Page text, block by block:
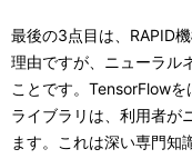
最後の3点目は、RAPID
理由ですが、ニューラル
ことです。TensorFlow
ライブラリは、利用者が
ます。これは深い専門知